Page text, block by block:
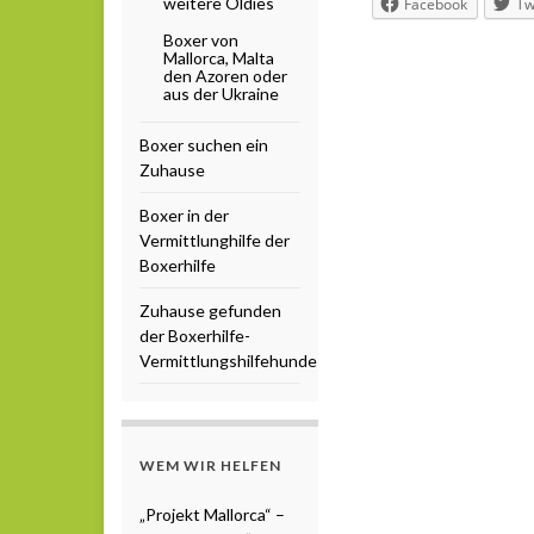
Facebook
Boxer von
Mallorca, Malta
den Azoren oder
aus der Ukraine
Boxer suchen ein
Zuhause
Boxer in der
Vermittlunghilfe der
Boxerhilfe
Zuhause gefunden
der Boxerhilfe-
Vermittlungshilfehunde
WEM WIR HELFEN
„Projekt Mallorca“ –